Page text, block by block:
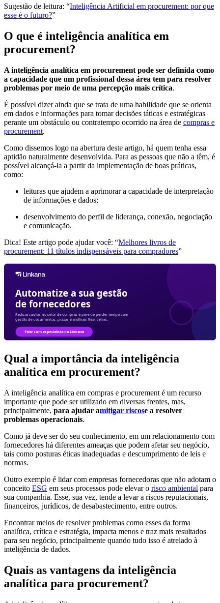
Sugestão de leitura: “Inteligência Artificial em procurement: por que
esse é o futuro?”
O que é inteligência analítica em
procurement?
A inteligência analítica em procurement pode ser definida como
a capacidade que um profissional dessa área tem para resolver
problemas por meio de uma percepção mais crítica.
É possível dizer ainda que se trata de uma habilidade que se orienta
em dados e informações para tomar decisões táticas e estratégicas
perante um obstáculo ou contratempo ocorrido na área de compras e
procurement.
Como dissemos logo na abertura deste artigo, há quem tenha essa
aptidão naturalmente desenvolvida. Para as pessoas que não a têm, é
possível alcançá-la a partir da implementação de boas práticas,
como:
leituras que ajudem a aprimorar a capacidade de interpretação
de informações e dados;
desenvolvimento do perfil de liderança, conexão, negociação
e comunicação.
Dica! Este artigo pode ajudar você: “Melhores livros de
procurement: 11 títulos indispensáveis para compradores”
Qual a importância da inteligência
analítica em procurement?
A inteligência analítica em compras e procurement é um recurso
importante que pode ser utilizado em diversas frentes, mas,
principalmente, para ajudar amitigar riscose a resolver
problemas operacionais.
Como já deve ser do seu conhecimento, em um relacionamento com
fornecedores há diferentes ameaças que podem afetar seu negócio,
tais como posturas éticas inadequadas e descumprimento de leis e
normas.
Outro exemplo é lidar com empresas fornecedoras que não adotam o
conceito ESG em seus processos pode elevar o risco ambiental para
sua companhia. Esse, sua vez, tende a levar a riscos reputacionais,
financeiros, jurídicos, de desabastecimento, entre outros.
Encontrar meios de resolver problemas como esses da forma
analítica, crítica e estratégia, impacta menos e traz mais resultados
para seu negócio, principalmente quando tudo isso é atrelado à
inteligência de dados.
Quais as vantagens da inteligência
analítica para procurement?